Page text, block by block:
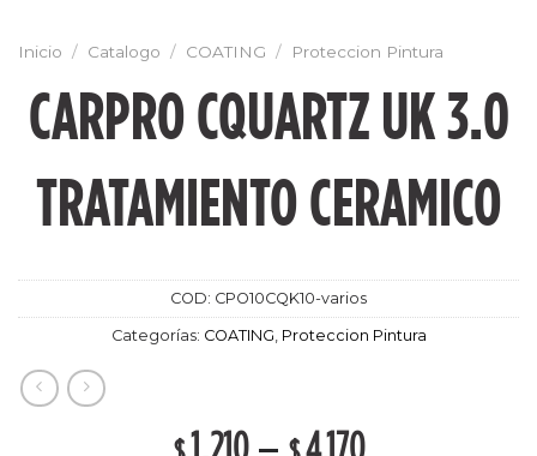
Inicio / Catalogo / COATING / Proteccion Pintura
CARPRO CQUARTZ UK 3.0
TRATAMIENTO CERAMICO
COD: CPO10CQK10-varios
Categorías: COATING Proteccion Pintura